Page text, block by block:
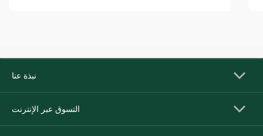
نبذة عنا
التسوق عبر الإنترنت